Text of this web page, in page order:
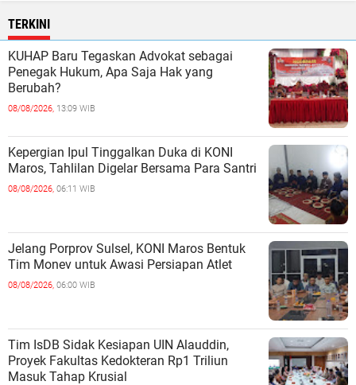
TERKINI
KUHAP Baru Tegaskan Advokat sebagai
Penegak Hukum, Apa Saja Hak yang
Berubah?
08/08/2026, 13:09 WIB
Kepergian Ipul Tinggalkan Duka di KONI
Maros, Tahlilan Digelar Bersama Para Santri
08/08/2026, 06:11 WIB
Jelang Porprov Sulsel, KONI Maros Bentuk
Tim Monev untuk Awasi Persiapan Atlet
08/08/2026, 06:00 WIB
Tim IsDB Sidak Kesiapan UIN Alauddin,
Proyek Fakultas Kedokteran Rp1 Triliun
Masuk Tahap Krusial